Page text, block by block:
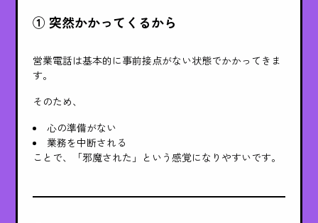
① 突然かかってくるから
営業電話は基本的に事前接点がない状態でかかってきま
す。
そのため、
心の準備がない
業務を中断される
ことで、「邪魔された」という感覚になりやすいです。